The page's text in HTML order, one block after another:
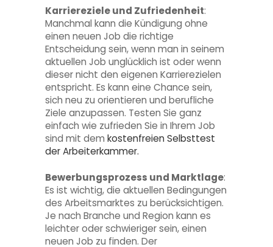
Karriereziele und Zufriedenheit:
Manchmal kann die Kündigung ohne
einen neuen Job die richtige
Entscheidung sein, wenn man in seinem
aktuellen Job unglücklich ist oder wenn
dieser nicht den eigenen Karrierezielen
entspricht. Es kann eine Chance sein,
sich neu zu orientieren und berufliche
Ziele anzupassen. Testen Sie ganz
einfach wie zufrieden Sie in Ihrem Job
sind mit dem kostenfreien Selbsttest
der Arbeiterkammer.
Bewerbungsprozess und Marktlage:
Es ist wichtig, die aktuellen Bedingungen
des Arbeitsmarktes zu berücksichtigen.
Je nach Branche und Region kann es
leichter oder schwieriger sein, einen
neuen Job zu finden. Der